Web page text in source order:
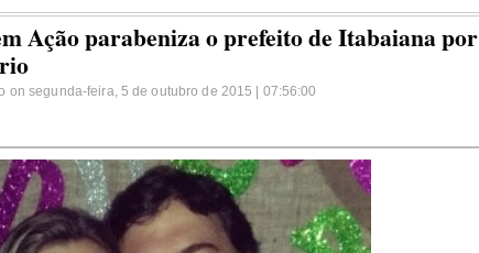
Ação parabeniza o prefeito de Itabaiana por
on segunda-feira, 5 de outubro de 2015 | 07:56:00